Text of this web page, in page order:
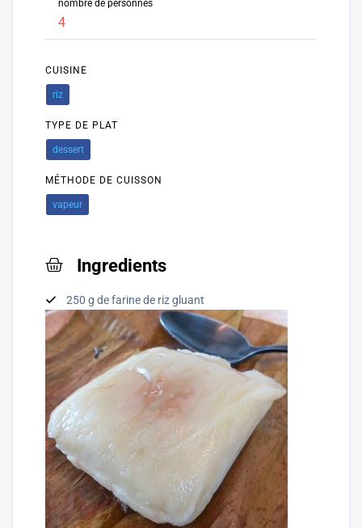
nombre de personnes
4
CUISINE
riz
TYPE DE PLAT
dessert
MÉTHODE DE CUISSON
vapeur
Ingredients
250 g de farine de riz gluant